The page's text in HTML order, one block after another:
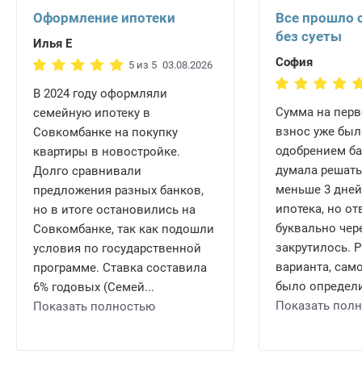
Оформление ипотеки
Илья Е
5 из 5 03.08.2026
В 2024 году оформляли
семейную ипотеку в
Совкомбанке на покупку
квартиры в новостройке.
Долго сравнивали
предложения разных банков,
но в итоге остановились на
Совкомбанке, так как подошли
условия по государственной
программе. Ставка составила
6% годовых (Семей...
Показать полностью
Все прошло
без суеты
София
Сумма на
взнос уже
одобрением
думала
меньше 3
ипотека, но
буквально
закрутилось.
варианта,
было
Показать